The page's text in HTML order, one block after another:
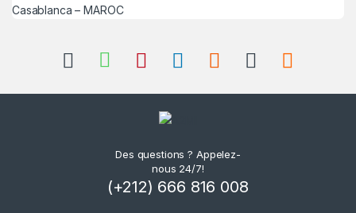
Casablanca – MAROC
Des questions ? Appelez-
nous 24/7!
(+212) 666 816 008